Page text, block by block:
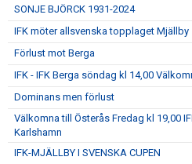
SONJE BJÖRCK 1931-2024
IFK möter allsvenska topplaget Mjällby
Förlust mot Berga
IFK - IFK Berga söndag kl 14,00
Dominans men förlust
Välkomna till Österås Fredag kl 19,00
Karlshamn
IFK-MJÄLLBY I SVENSKA CUPEN